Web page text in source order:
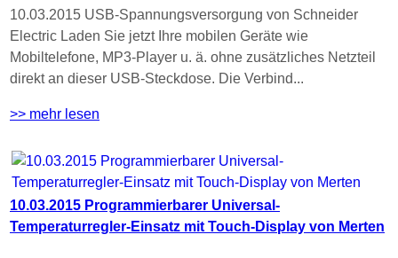
10.03.2015 USB-Spannungsversorgung von Schneider
Electric Laden Sie jetzt Ihre mobilen Geräte wie
Mobiltelefone, MP3-Player u. ä. ohne zusätzliches Netzteil
direkt an dieser USB-Steckdose. Die Verbind...
>> mehr lesen
10.03.2015 Programmierbarer Universal-
Temperaturregler-Einsatz mit Touch-Display von Merten